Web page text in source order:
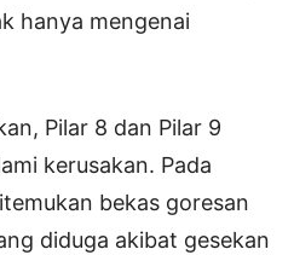
hanya mengenai
Pilar 8 dan Pilar 9
kerusakan. Pada
bekas goresan
diduga akibat gesekan